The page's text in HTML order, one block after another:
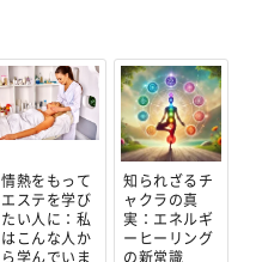
情熱をもって
エステを学び
たい人に：私
はこんな人か
ら学んでいま
知られざるチ
ャクラの真
実：エネルギ
ーヒーリング
の新常識